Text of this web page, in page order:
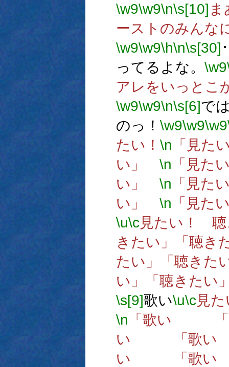
\w9\w9\n\s[10]
ーストのみんな
\w9\w9\h\n\s[30]
ってるよな。 \w9
アレをいっとこ
\w9\w9\n\s[6]で
のっ！ \w9\w9\w9
たい！ \n 「見
い」 \n 「見
い」 \n 「見
い」 \n 「見た
\u\c見たい！ 聴
きたい」「聴き
たい」「聴きた
い」「聴きたい
\s[9]歌い\u\c見
\n 「歌い
い 「歌
い 「歌